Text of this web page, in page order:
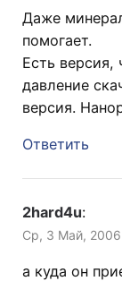
Даже
помогает.
Есть версия,
давление
версия.
Ответить
2hard4u:
Ср, 3 Май, 2006
а куда он